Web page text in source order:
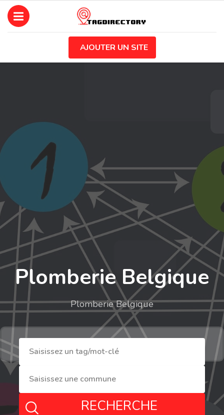
AJOUTER UN SITE
Plomberie Belgique
Plomberie Belgique
RECHERCHE